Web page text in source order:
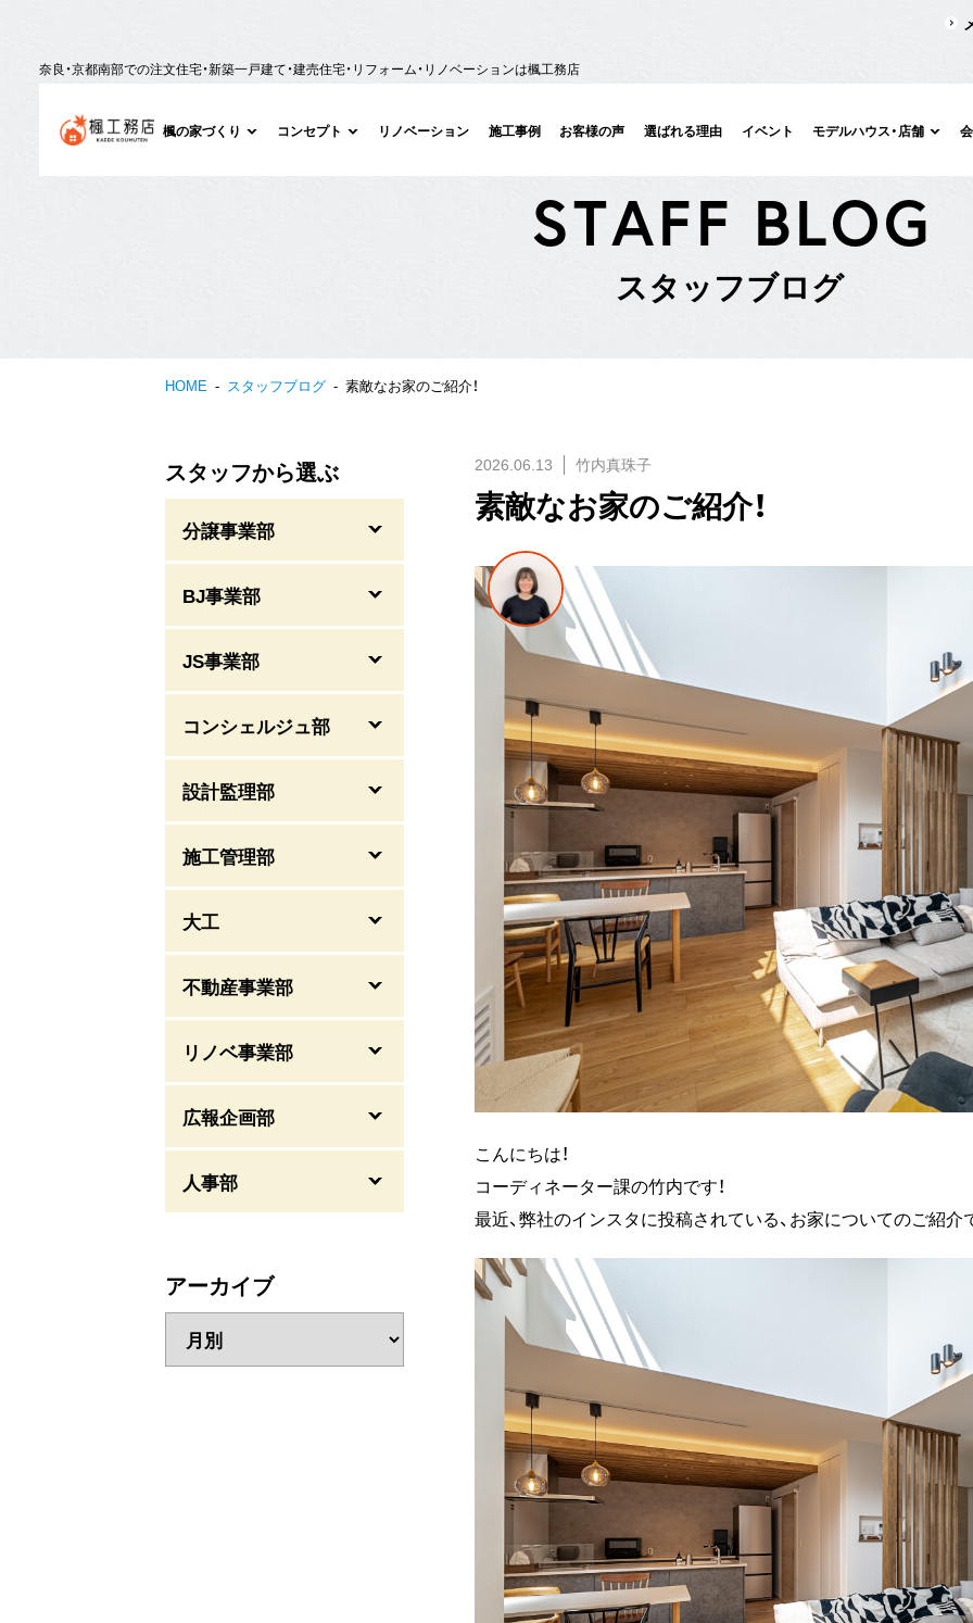
奈良・京都南部での注文住宅・新築一戸建て・建売住宅・リフォーム・リノベーションは楓工務店
楓の家づくり コンセプト リノベーション 施工事例 お客様の声 選ばれる理由 イベント モデルハウス・店舗
STAFF BLOG
スタッフブログ
HOME スタッフブログ 素敵なお家のご紹介！
2026.06.13 竹内真珠子
素敵なお家のご紹介！
こんにちは！
コーディネーター課の竹内です！
最近、弊社のインスタに投稿されている、お家についてのご紹介
スタッフから選ぶ
分譲事業部
BJ事業部
JS事業部
コンシェルジュ部
設計監理部
施工管理部
大工
不動産事業部
リノベ事業部
広報企画部
人事部
アーカイブ